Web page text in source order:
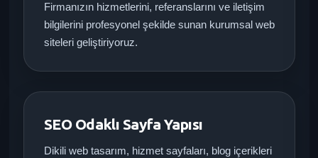
Firmanızın hizmetlerini, referanslarını ve iletişim
bilgilerini profesyonel şekilde sunan kurumsal web
siteleri geliştiriyoruz.
SEO Odaklı Sayfa Yapısı
Dikili web tasarım, hizmet sayfaları, blog içerikleri